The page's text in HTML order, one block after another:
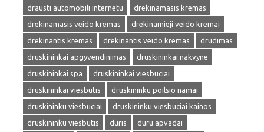
drausti automobili internetu
drekinamasis kremas
drekinamasis veido kremas
drekinamieji veido kremai
drekinantis kremas
drekinantis veido kremas
drudimas
druskininkai apgyvendinimas
druskininkai nakvyne
druskininkai spa
druskininkai viesbuciai
druskininkai viesbutis
druskininku poilsio namai
druskininku viesbuciai
druskininku viesbuciai kainos
druskininku viesbutis
duris
duru apvadai